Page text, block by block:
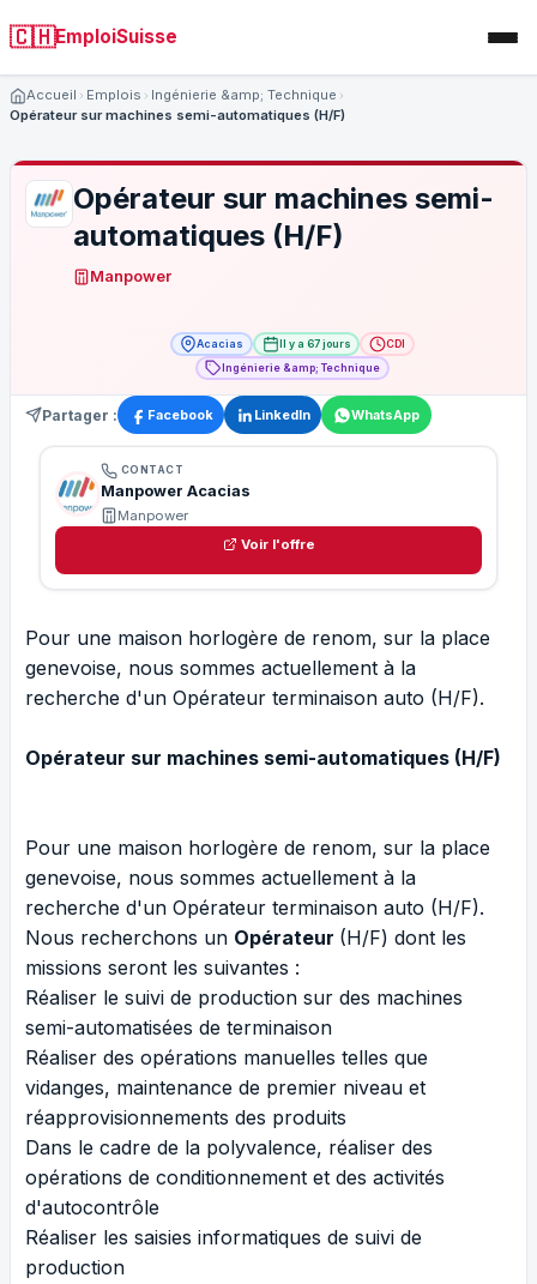
🇨🇭EmploiSuisse
Accueil Emplois
Ingénierie &amp; Technique
Opérateur sur machines semi-automatiques (H/F)
Opérateur sur machines semi-
automatiques (H/F)
Manpower
Acacias Il y a 67 jours
CDI
Ingénierie &amp; Technique
Partager : Facebook LinkedIn WhatsApp
CONTACT
Manpower Acacias
Manpower
Voir l'offre
Pour une maison horlogère de renom, sur la place
genevoise, nous sommes actuellement à la
recherche d'un Opérateur terminaison auto (H/F).
Opérateur sur machines semi-automatiques (H/F)
Pour une maison horlogère de renom, sur la place
genevoise, nous sommes actuellement à la
recherche d'un Opérateur terminaison auto (H/F).
Nous recherchons un Opérateur (H/F) dont les
missions seront les suivantes :
Réaliser le suivi de production sur des machines
semi-automatisées de terminaison
Réaliser des opérations manuelles telles que
vidanges, maintenance de premier niveau et
réapprovisionnements des produits
Dans le cadre de la polyvalence, réaliser des
opérations de conditionnement et des activités
d'autocontrôle
Réaliser les saisies informatiques de suivi de
production